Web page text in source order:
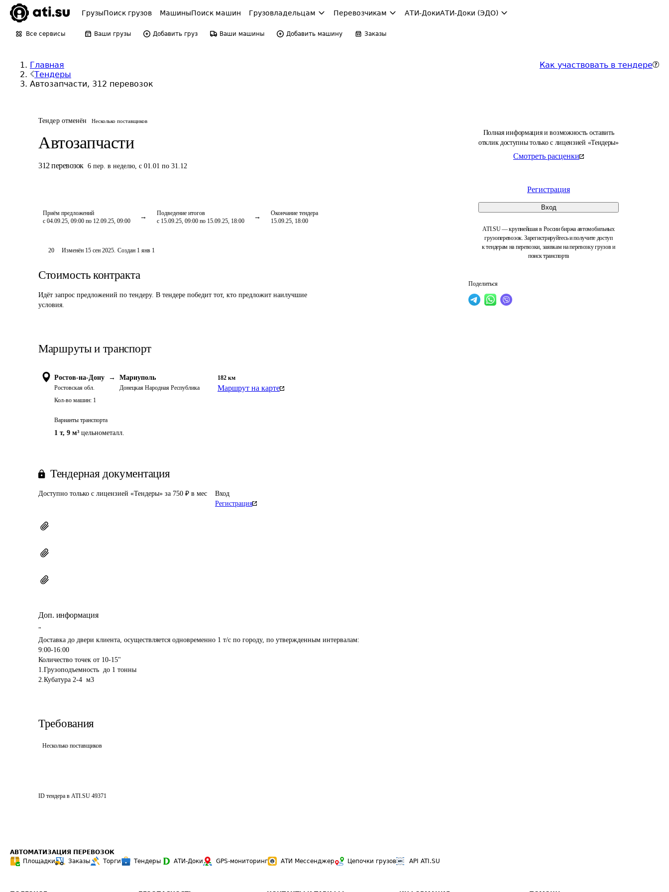
ГрузыПоиск грузов МашиныПоиск машин Грузовладельцам Перевозчикам АТИ-ДокиАТИ-Доки (ЭДО)
Все сервисы Ваши грузы Добавить груз Ваши машины Добавить машину Заказы
Главная
Тендеры
Автозапчасти, 312 перевозок
Как участвовать в тендере
Тендер отменён Несколько поставщиков
Автозапчасти
312 перевозок 6 пер. в неделю, с 01.01 по 31.12
Приём предложений
с 04.09.25, 09:00 по 12.09.25, 09:00
Подведение итогов
с 15.09.25, 09:00 по 15.09.25, 18:00
Окончание тендера
15.09.25, 18:00
Полная информация и возможность оставить
отклик доступны только с лицензией «Тендеры»
Смотреть расценки
Регистрация
Вход
ATI.SU — крупнейшая в России биржа автомобильных
грузоперевозок. Зарегистрируйтесь и получите доступ
к тендерам на перевозки, заявкам на перевозку грузов и
поиск транспорта
Поделиться
20 Изменён 15 сен 2025. Создан 1 янв 1
Стоимость контракта
Идёт запрос предложений по тендеру. В тендере победит тот, кто предложит наилучшие
условия.
Маршруты и транспорт
Ростов-на-Дону →
Ростовская обл.
Мариуполь
Донецкая Народная Республика
182 км
Маршрут на карте
Кол-во машин: 1
Варианты транспорта
1 т, 9 м³ цельнометалл.
Тендерная документация
Доступно только с лицензией «Тендеры» за 750 ₽ в мес
Вход
Регистрация
Доп. информация
"
Доставка до двери клиента, осуществляется одновременно 1 т/с по городу, по утвержденным интервалам:
9:00-16:00
Количество точек от 10-15"
1.Грузоподъемность  до 1 тонны
Требования
Несколько поставщиков
ID тендера в ATI.SU 49371
АВТОМАТИЗАЦИЯ ПЕРЕВОЗОК
Площадки
Заказы Торги Тендеры АТИ-Доки GPS-мониторинг АТИ Мессенджер Цепочки грузов API ATI.SU